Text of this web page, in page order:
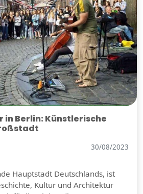
Berlin: Künstlerische
30/08/2023
Hauptstadt Deutschlands, ist
Kultur und Architektur